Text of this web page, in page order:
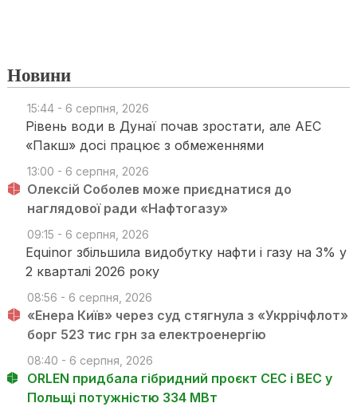
Новини
15:44 - 6 серпня, 2026
Рівень води в Дунаї почав зростати, але АЕС
«Пакш» досі працює з обмеженнями
13:00 - 6 серпня, 2026
Олексій Соболев може приєднатися до
наглядової ради «Нафтогазу»
09:15 - 6 серпня, 2026
Equinor збільшила видобутку нафти і газу на 3% у
2 кварталі 2026 року
08:56 - 6 серпня, 2026
«Енера Київ» через суд стягнула з «Укррічфлот»
борг 523 тис грн за електроенергію
08:40 - 6 серпня, 2026
ORLEN придбала гібридний проєкт СЕС і ВЕС у
Польщі потужністю 334 МВт